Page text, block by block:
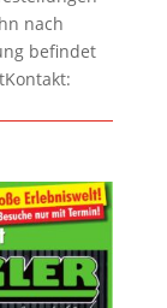
nach
befindet